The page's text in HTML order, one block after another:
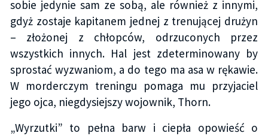
sobie jedynie sam ze sobą, ale również z innymi,
gdyż zostaje kapitanem jednej z trenującej drużyn
– złożonej z chłopców, odrzuconych przez
wszystkich innych. Hal jest zdeterminowany by
sprostać wyzwaniom, a do tego ma asa w rękawie.
W morderczym treningu pomaga mu przyjaciel
jego ojca, niegdysiejszy wojownik, Thorn.
„Wyrzutki” to pełna barw i ciepła opowieść o